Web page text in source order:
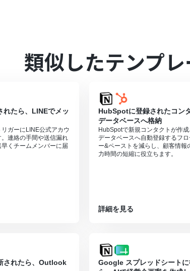
は、生成するテキストの文字数に応じたアクション、AI
チャンネルにメッセージを送る」では、メッセージを投
とYoomを連携してください。
上のプランでご利用いただける機能（オペレーション
で、ご注意ください。
料プランは、2週間の無料トライアルを行うことが可能
は、料金プランのページ
をご参照ください。
分、30分、60分の間隔で起動間隔を選択できます。
類似したテンプ
たら、LINEでメッ
ガーにLINE公式アカウ
連絡の手間や送信漏れ
くチームメンバーに届
HubSpotに登録されたコン
データベースへ格納
HubSpotで新規コンタクトが作
データベースへ自動登録するフ
ー&ペーストを減らし、顧客情報
力時間の短縮に役立ちます。
詳細を見る
されたら、Outlook
Google スプレッドシート